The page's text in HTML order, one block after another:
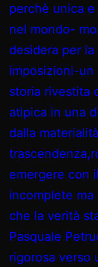
perchè unica e
nel mondo-
desidera per
imposizioni-un
storia rivestita
atipica in una
dalla
emergere con
incomplete
che la verità
Pasquale
rigorosa verso